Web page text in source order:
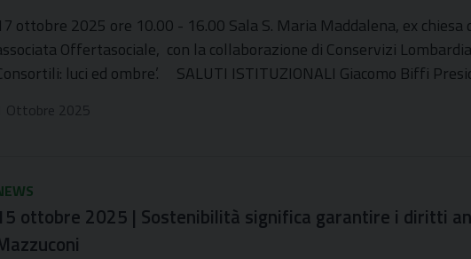
ottobre 2025 ore 10.00 - 16.00 Sala S. Maria Maddalena, ex
Offertasociale, con la collaborazione di Conservizi
luci ed ombre’. SALUTI ISTITUZIONALI Giacomo Biffi
1 Ottobre 2025
ottobre 2025 | Sostenibilità significa garantire i diritti